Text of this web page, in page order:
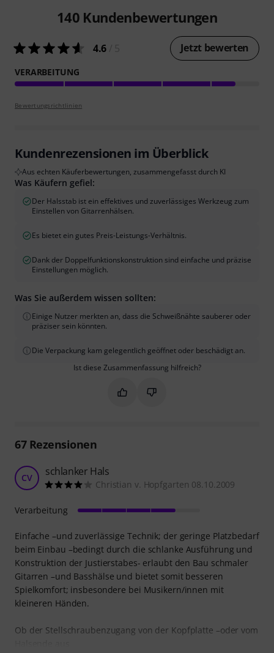
140 Kundenbewertungen
4.6 Jetzt bewerten
VERARBEITUNG
Bewertungsrichtlinien
Kundenrezensionen im Überblick
Aus echten Käuferbewertungen, zusammengefasst durch KI
Was Käufern gefiel:
Der Halsstab ist ein effektives und zuverlässiges Werkzeug zum
Einstellen von Gitarrenhälsen.
Es bietet ein gutes Preis-Leistungs-Verhältnis.
Dank der Doppelfunktionskonstruktion sind einfache und präzise
Einstellungen möglich.
Was Sie außerdem wissen sollten:
Einige Nutzer merkten an, dass die Schweißnähte sauberer oder
präziser sein könnten.
Die Verpackung kam gelegentlich geöffnet oder beschädigt an.
Ist diese Zusammenfassung hilfreich?
Markieren Sie diese
Markieren Sie diese
67Rezensionen
CV schlanker Hals
Christian v. Hopfgarten 08.10.2009
Einfache –und zuverlässige Technik; der geringe Platzbedarf
beim Einbau –bedingt durch die schlanke Ausführung und
Konstruktion der Justierstabes- erlaubt den Bau schmaler
Gitarren –und Basshälse und bietet somit besseren
Spielkomfort; insbesondere bei Musikern/innen mit
kleineren Händen.
Ob der Stellschraubenzugang von der Kopfplatte –oder vom
Verarbeitung